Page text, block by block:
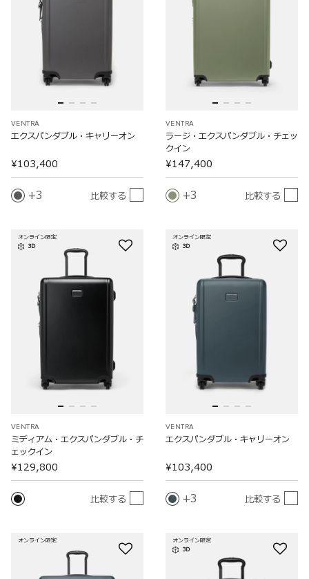
VENTRA
エクスパンダブル・キャリーオン
¥103,400
3 比較する
VENTRA
ラージ・エクスパンダブル・チェッ
クイン
¥147,400
3 比較する
オンライン限定
3D
VENTRA
ミディアム・エクスパンダブル・チ
ェックイン
¥129,800
比較する
オンライン限定
3D
VENTRA
エクスパンダブル・キャリーオン
¥103,400
3 比較する
オンライン限定
オンライン限定
3D